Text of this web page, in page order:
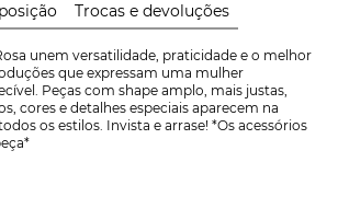
Trocas e devoluções
unem versatilidade, praticidade e o melhor
que expressam uma mulher
Peças com shape amplo, mais justas,
cores e detalhes especiais aparecem na
os estilos. Invista e arrase! *Os acessórios